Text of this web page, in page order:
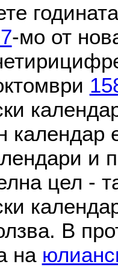
-мо от
календар
и
цел -
В
на